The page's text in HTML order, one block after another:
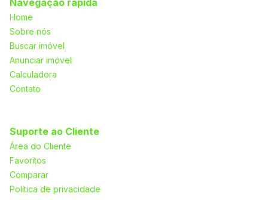
Navegação rápida
Home
Sobre nós
Buscar imóvel
Anunciar imóvel
Calculadora
Contato
Suporte ao Cliente
Área do Cliente
Favoritos
Comparar
Política de privacidade